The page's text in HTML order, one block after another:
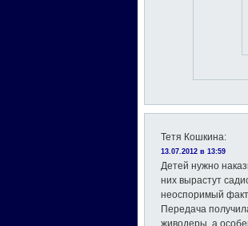
Тетя Кошкина:
13.07.2012 в 13:59
Детей нужно
них вырастут
неоспоримый
Передача
живодеры, а